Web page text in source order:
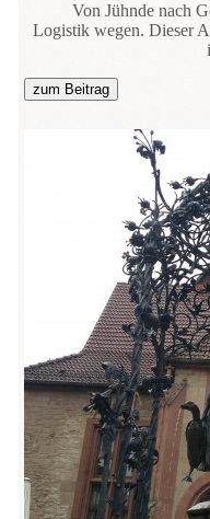
Von Jühnde nach
Logistik wegen. Dieser
zum Beitrag